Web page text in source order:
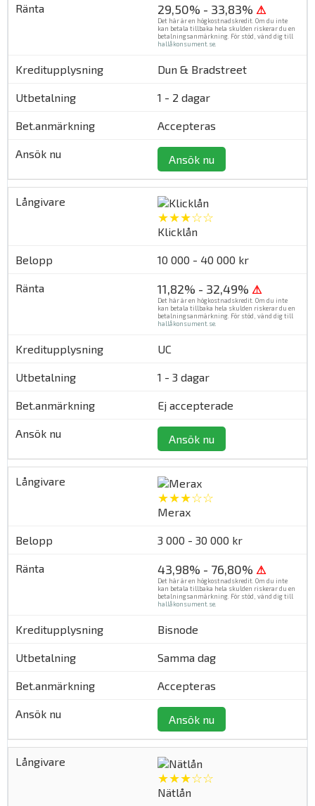
29,50% - 33,83% ⚠
Det här är en högkostnadskredit. Om du inte
kan betala tillbaka hela skulden riskerar du en
betalningsanmärkning. För stöd, vänd dig till
hallåkonsument.se
Dun & Bradstreet
1 - 2 dagar
Accepteras
Ansök nu
★★★☆☆
Klicklån
10 000 - 40 000 kr
11,82% - 32,49% ⚠
Det här är en högkostnadskredit. Om du inte
kan betala tillbaka hela skulden riskerar du en
betalningsanmärkning. För stöd, vänd dig till
hallåkonsument.se.
UC
1 - 3 dagar
Ej accepterade
Ansök nu
★★★☆☆
Merax
3 000 - 30 000 kr
43,98% - 76,80% ⚠
Det här är en högkostnadskredit. Om du inte
kan betala tillbaka hela skulden riskerar du en
betalningsanmärkning. För stöd, vänd dig till
hallåkonsument.se
Bisnode
Samma dag
Accepteras
Ansök nu
★★★☆☆
Nätlån